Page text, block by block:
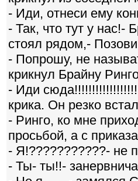
- Иди, отнеси ему
- Так, что тут у
стоял рядом,-
- Попрошу, не
крикнул Брайну
- Иди
крика. Он резко
- Ринго, ко мне
просьбой, а с
- Я!???????????- не
- Ты- ты!!-